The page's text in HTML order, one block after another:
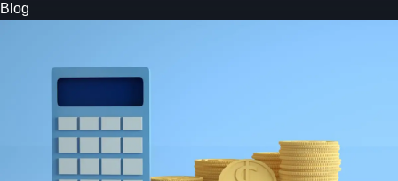
Blog